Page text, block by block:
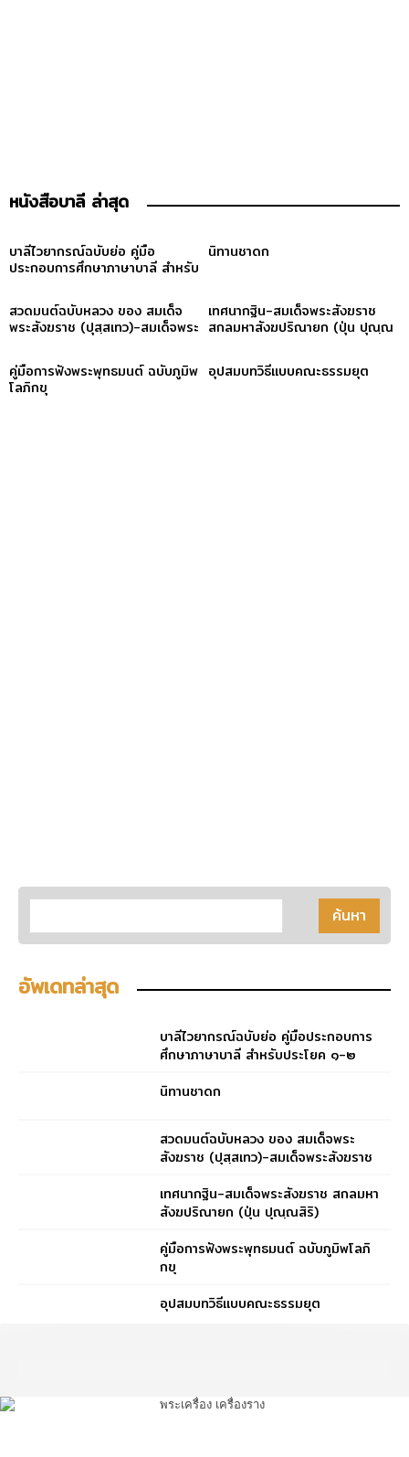
หนังสือบาลี ล่าสุด
บาลีไวยากรณ์ฉบับย่อ คู่มือ
ประกอบการศึกษาภาษาบาลี สำหรับ
นิทานชาดก
สวดมนต์ฉบับหลวง ของ สมเด็จ
พระสังฆราช (ปุสฺสเทว)-สมเด็จพระ
เทศนากฐิน-สมเด็จพระสังฆราช
สกลมหาสังฆปริณายก (ปุ่น ปุณฺณ
คู่มือการฟังพระพุทธมนต์ ฉบับภูมิพ
โลภิกขุ
อุปสมบทวิธีแบบคณะธรรมยุต
อัพเดทล่าสุด
บาลีไวยากรณ์ฉบับย่อ คู่มือประกอบการ
ศึกษาภาษาบาลี สำหรับประโยค ๑-๒
นิทานชาดก
สวดมนต์ฉบับหลวง ของ สมเด็จพระ
สังฆราช (ปุสฺสเทว)-สมเด็จพระสังฆราช
เทศนากฐิน-สมเด็จพระสังฆราช สกลมหา
สังฆปริณายก (ปุ่น ปุณฺณสิริ)
คู่มือการฟังพระพุทธมนต์ ฉบับภูมิพโลภิ
กขุ
อุปสมบทวิธีแบบคณะธรรมยุต